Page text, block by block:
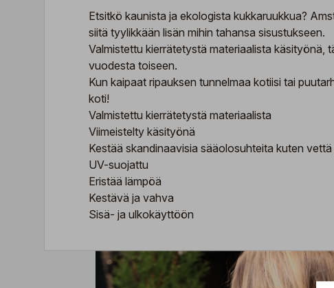
Etsitkö kaunista ja ekologista kukkaruukkua?
siitä tyylikkään lisän mihin tahansa sisustukseen.
Valmistettu kierrätetystä materiaalista
vuodesta toiseen.
Kun kaipaat ripauksen tunnelmaa kotiisi tai
koti!
Valmistettu kierrätetystä materiaalista
Viimeistelty käsityönä
Kestää skandinaavisia sääolosuhteita kuten
UV-suojattu
Eristää lämpöä
Kestävä ja vahva
Sisä- ja ulkokäyttöön